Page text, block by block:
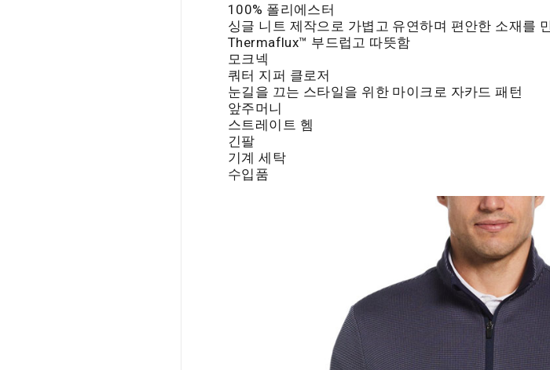
100% 폴리에스터
싱글 니트 제작으로 가볍고 유연하며 편안한 소재를
Thermaflux™ 부드럽고 따뜻함
모크넥
쿼터 지퍼 클로저
눈길을 끄는 스타일을 위한 마이크로 자카드 패턴
앞주머니
스트레이트 헴
긴팔
기계 세탁
수입품